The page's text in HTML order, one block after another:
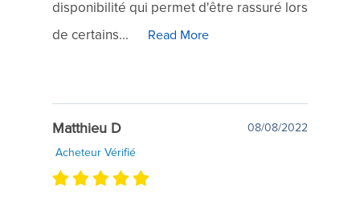
disponibilité qui permet d'être rassuré lors
de certains...
Read More
Matthieu D
08/08/2022
Acheteur Vérifié